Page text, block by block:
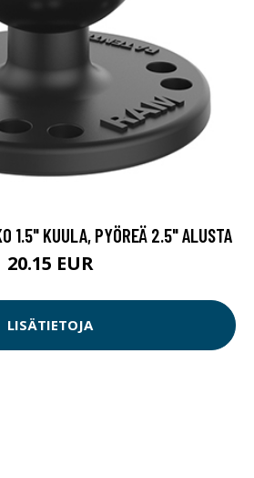
1.5" KUULA, PYÖREÄ 2.5" ALUSTA
20.15 EUR
LISÄTIETOJA